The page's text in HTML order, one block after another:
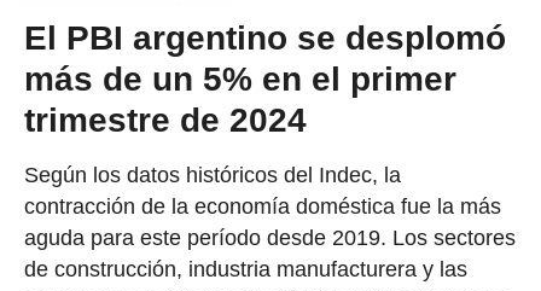
El PBI argentino se desplomó
más de un 5% en el primer
trimestre de 2024
Según los datos históricos del Indec, la
contracción de la economía doméstica fue la más
aguda para este período desde 2019. Los sectores
de construcción, industria manufacturera y las